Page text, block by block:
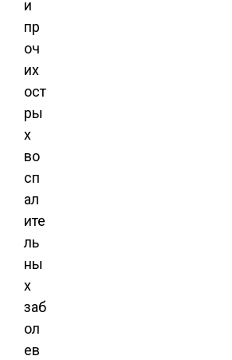
и
пр
оч
их
ост
ры
х
во
сп
ал
ите
ль
ны
х
заб
ол
ев